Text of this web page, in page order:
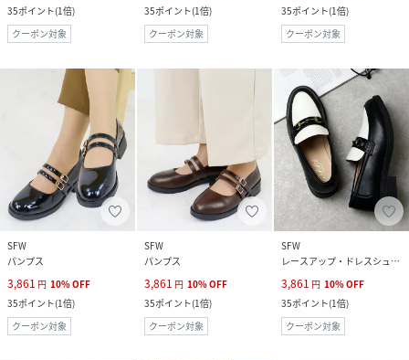
35ポイント(1倍)
クーポン対象
35ポイント(1倍)
クーポン対象
35ポイント(1倍)
クーポン対象
SFW
パンプス
3,861 円 10%OFF
35ポイント(1倍)
クーポン対象
SFW
パンプス
3,861 円 10%OFF
35ポイント(1倍)
クーポン対象
SFW
レースアップ・ドレスシューズ
3,861 円 10%OFF
35ポイント(1倍)
クーポン対象